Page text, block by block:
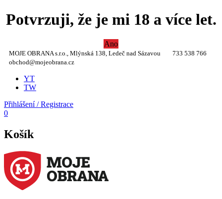
Potvrzuji, že je mi 18 a více let.
Ano
MOJE OBRANA s.r.o., Mlýnská 138, Ledeč nad Sázavou
733 538 766
obchod@mojeobrana.cz
YT
TW
Přihlášení / Registrace
0
Košík